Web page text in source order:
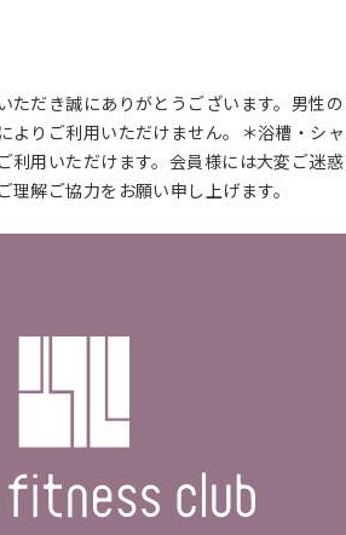
ただき誠にありがとうございます。男性の
よりご利用いただけません。＊浴槽・シャ
利用いただけます。会員様には大変ご迷惑
解ご協力をお願い申し上げます。